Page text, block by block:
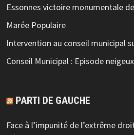
Essonnes victoire monumentale
Marée Populaire
Intervention au conseil municipal
Conseil Municipal : Episode neigeux
PARTI DE GAUCHE
Face à l’impunité de l’extrême